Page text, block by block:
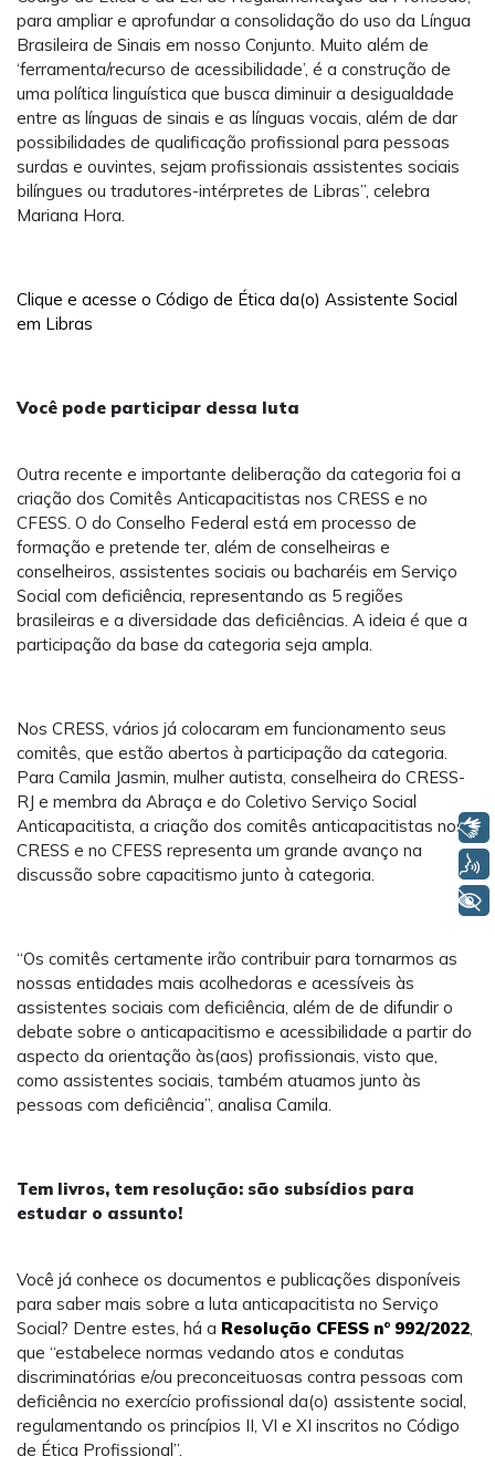
para ampliar e aprofundar a consolidação do uso da Língua
Brasileira de Sinais em nosso Conjunto. Muito além de
‘ferramenta/recurso de acessibilidade’, é a construção de
uma política linguística que busca diminuir a desigualdade
entre as línguas de sinais e as línguas vocais, além de dar
possibilidades de qualificação profissional para pessoas
surdas e ouvintes, sejam profissionais assistentes sociais
bilíngues ou tradutores-intérpretes de Libras”, celebra
Mariana Hora.
Clique e acesse o Código de Ética da(o) Assistente Social
em Libras
Você pode participar dessa luta
Outra recente e importante deliberação da categoria foi a
criação dos Comitês Anticapacitistas nos CRESS e no
CFESS. O do Conselho Federal está em processo de
formação e pretende ter, além de conselheiras e
conselheiros, assistentes sociais ou bacharéis em Serviço
Social com deficiência, representando as 5 regiões
brasileiras e a diversidade das deficiências. A ideia é que a
participação da base da categoria seja ampla.
Nos CRESS, vários já colocaram em funcionamento seus
comitês, que estão abertos à participação da categoria.
Para Camila Jasmin, mulher autista, conselheira do CRESS-
RJ e membra da Abraça e do Coletivo Serviço Social
Anticapacitista, a criação dos comitês anticapacitistas nos
CRESS e no CFESS representa um grande avanço na
discussão sobre capacitismo junto à categoria.
“Os comitês certamente irão contribuir para tornarmos as
nossas entidades mais acolhedoras e acessíveis às
assistentes sociais com deficiência, além de de difundir o
debate sobre o anticapacitismo e acessibilidade a partir do
aspecto da orientação às(aos) profissionais, visto que,
como assistentes sociais, também atuamos junto às
pessoas com deficiência”, analisa Camila.
Tem livros, tem resolução: são subsídios para
estudar o assunto!
Você já conhece os documentos e publicações disponíveis
para saber mais sobre a luta anticapacitista no Serviço
Social? Dentre estes, há a Resolução CFESS n° 992/2022,
que “estabelece normas vedando atos e condutas
discriminatórias e/ou preconceituosas contra pessoas com
deficiência no exercício profissional da(o) assistente social,
regulamentando os princípios II, VI e XI inscritos no Código
de Ética Profissional”.
Libras